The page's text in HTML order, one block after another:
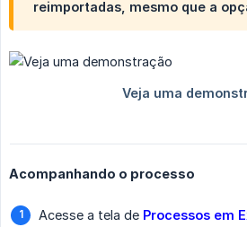
reimportadas, mesmo que a
Acompanhando o processo
Acesse a tela de Processos em